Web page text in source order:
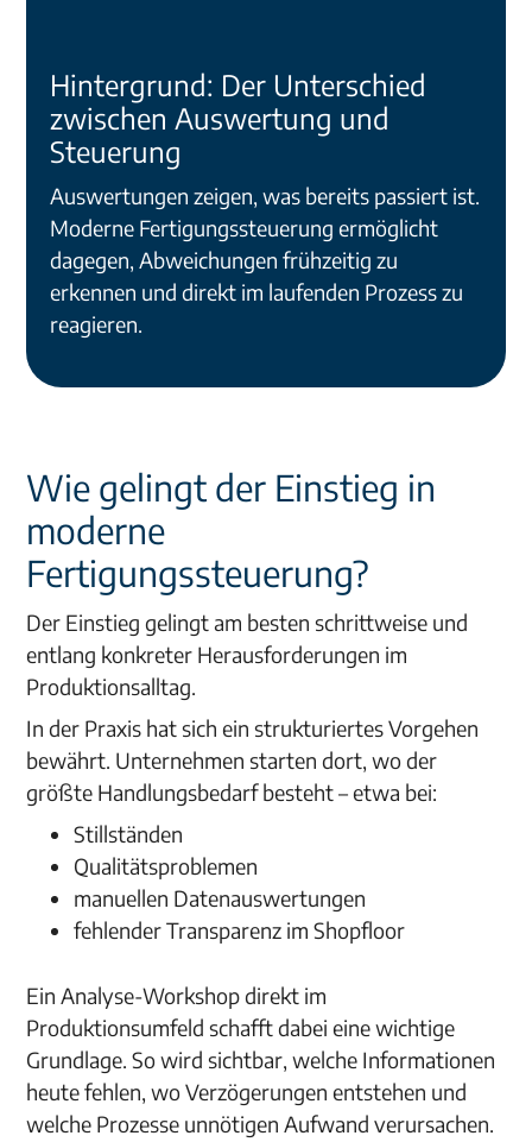
Hintergrund: Der Unterschied
zwischen Auswertung und
Steuerung
Auswertungen zeigen, was bereits passiert ist.
Moderne Fertigungssteuerung ermöglicht
dagegen, Abweichungen frühzeitig zu
erkennen und direkt im laufenden Prozess zu
reagieren.
Wie gelingt der Einstieg in
moderne
Fertigungssteuerung?
Der Einstieg gelingt am besten schrittweise und
entlang konkreter Herausforderungen im
Produktionsalltag.
In der Praxis hat sich ein strukturiertes Vorgehen
bewährt. Unternehmen starten dort, wo der
größte Handlungsbedarf besteht – etwa bei:
Stillständen
Qualitätsproblemen
manuellen Datenauswertungen
fehlender Transparenz im Shopfloor
Ein Analyse-Workshop direkt im
Produktionsumfeld schafft dabei eine wichtige
Grundlage. So wird sichtbar, welche Informationen
heute fehlen, wo Verzögerungen entstehen und
welche Prozesse unnötigen Aufwand verursachen.